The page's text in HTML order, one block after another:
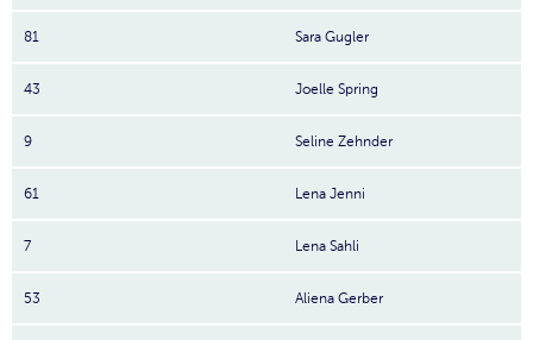
81 Sara Gugler
43 Joelle Spring
9 Seline Zehnder
61 Lena Jenni
7 Lena Sahli
53 Aliena Gerber